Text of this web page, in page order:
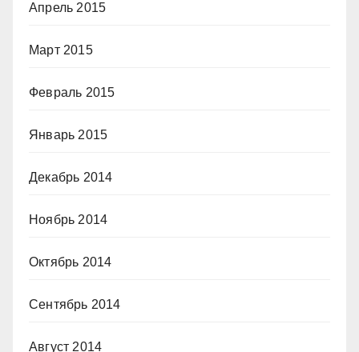
Апрель 2015
Март 2015
Февраль 2015
Январь 2015
Декабрь 2014
Ноябрь 2014
Октябрь 2014
Сентябрь 2014
Август 2014